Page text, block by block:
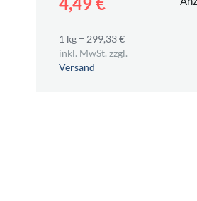
1 kg = 299,33 €
inkl. MwSt. zzgl.
Versand